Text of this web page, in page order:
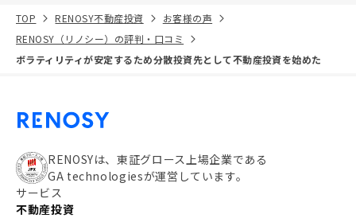
TOP RENOSY不動産投資
お客様の声
RENOSY（リノシー）の評判・口コミ
ボラティリティが安定するため分散投資先として不動産投資を始めた
RENOSYは、東証グロース上場企業である
GA technologiesが運営しています。
サービス
不動産投資